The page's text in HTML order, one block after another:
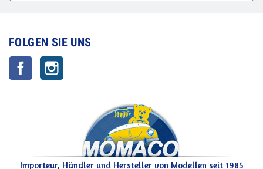
FOLGEN SIE UNS
Facebook
Importeur, Händler und Hersteller von Modellen seit 1985